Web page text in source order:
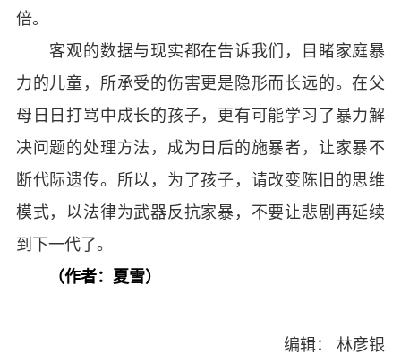
倍。
客观的数据与现实都在告诉我们，目睹家庭暴
力的儿童，所承受的伤害更是隐形而长远的。在父
母日日打骂中成长的孩子，更有可能学习了暴力解
决问题的处理方法，成为日后的施暴者，让家暴不
断代际遗传。所以，为了孩子，请改变陈旧的思维
模式，以法律为武器反抗家暴，不要让悲剧再延续
到下一代了。
（作者：夏雪）
编辑： 林彦银